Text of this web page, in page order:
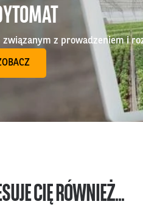
z prowadzeniem i
CIĘ RÓWNIEŻ...